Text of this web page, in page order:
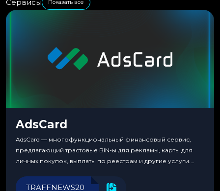
Сервисы Показать все
AdsCard
AdsCard — многофункциональный финансовый сервис,
предлагающий трастовые BIN-ы для рекламы, карты для
личных покупок, выплаты по реестрам и другие услуги.
инструменты для управления финансами.
TRAFFNEWS20